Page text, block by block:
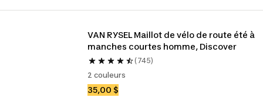
VAN RYSEL Maillot de vélo de route été à
manches courtes homme, Discover
(745)
2 couleurs
35,00 $